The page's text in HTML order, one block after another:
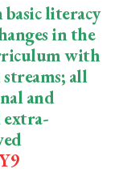
literacy
in the
with
all
and
extra-